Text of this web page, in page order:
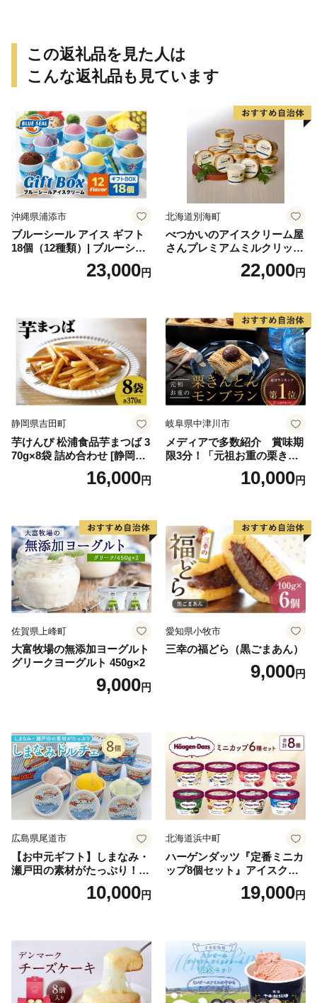
この返礼品を見た人は
こんな返礼品も見ています
沖縄県浦添市
ブルーシール アイス ギフト
18個（12種類）| ブルーシー
ルアイス ブルーシールアイ
スクリーム 着日指定可能 送
誕生日 カップ 詰め合わせ バ
ラエティ | バニラ チョコレー
ト ストロベリー ピスタチオ
バニラ＆クッキー ウベ 沖縄
紅イモ 塩ちんすこう 沖縄シ
ークヮーサー 沖縄黒糖 琉球
ロイヤルミルクティ 沖縄パ
イン
23,000円
北海道別海町
べつかいのアイスクリーム屋
さんプレミアムミルクリッチ
12個（AP-01）（ 北海道アイ
ス 北海道産アイス アイス ア
道産アイス 道産アイスクリ
ーム ギフト 詰合せ 詰め合わ
せ ふるさと納税 ）
22,000円
静岡県吉田町
芋けんぴ 松浦食品芋まつば 3
70g×8袋 詰め合わせ [静岡伊
勢丹(松浦食品) 静岡県 吉田町
22424274] 芋ケンピ セット
16,000円
岐阜県中津川市
メディアで多数紹介 賞味期
限3分！「元祖お重の栗きん
とんモンブラン」 【未来の
ご褒美】スイーツ 栗 モンブ
子 菓子 F4N-2298
10,000円
佐賀県上峰町
大富牧場の無添加ヨーグルト
グリークヨーグルト 450g×2
9,000円
愛知県小牧市
三幸の福どら（黒ごまあん）
9,000円
広島県尾道市
【お中元ギフト】しまなみ・
瀬戸田の素材がたっぷり！ジ
10,000円
北海道浜中町
ハーゲンダッツ『定番ミニカ
ップ8個セット』アイスクリ
ーム アイス スイーツ デザー
19,000円